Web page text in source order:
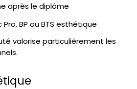
après le diplôme
BP ou BTS esthétique
valorise particulièrement les